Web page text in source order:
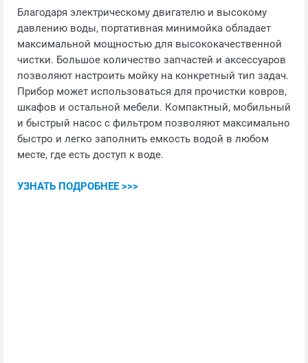
Благодаря электрическому двигателю и высокому
давлению воды, портативная минимойка обладает
максимальной мощностью для высококачественной
чистки. Большое количество запчастей и аксессуаров
позволяют настроить мойку на конкретный тип задач.
Прибор может использоваться для прочистки ковров,
шкафов и остальной мебели. Компактный, мобильный
и быстрый насос с фильтром позволяют максимально
быстро и легко заполнить емкость водой в любом
месте, где есть доступ к воде.
УЗНАТЬ ПОДРОБНЕЕ >>>